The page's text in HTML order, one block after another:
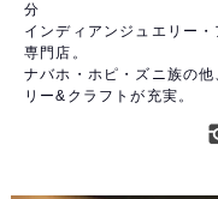
分
インディアンジュエリー
専門店。
ナバホ・ホピ・ズニ族の
リー&クラフトが充実。